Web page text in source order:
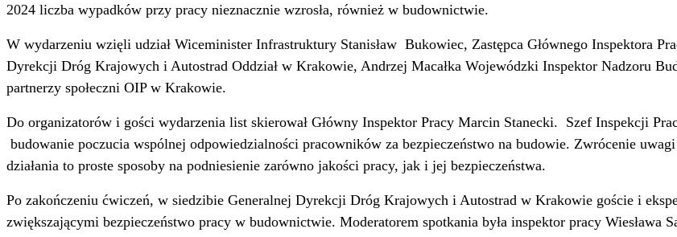
2024 liczba wypadków przy pracy nieznacznie wzrosła, również w budownictwie.
W wydarzeniu wzięli udział Wiceminister Infrastruktury Stanisław Bukowiec, Zastępca Głównego Inspektora
Dyrekcji Dróg Krajowych i Autostrad Oddział w Krakowie, Andrzej Macałka Wojewódzki Inspektor Nadzoru
partnerzy społeczni OIP w Krakowie.
Do organizatorów i gości wydarzenia list skierował Główny Inspektor Pracy Marcin Stanecki. Szef Inspekcji
budowanie poczucia wspólnej odpowiedzialności pracowników za bezpieczeństwo na budowie. Zwrócenie uwagi
działania to proste sposoby na podniesienie zarówno jakości pracy, jak i jej bezpieczeństwa.
Po zakończeniu ćwiczeń, w siedzibie Generalnej Dyrekcji Dróg Krajowych i Autostrad w Krakowie goście i
zwiększającymi bezpieczeństwo pracy w budownictwie. Moderatorem spotkania była inspektor pracy Wiesława